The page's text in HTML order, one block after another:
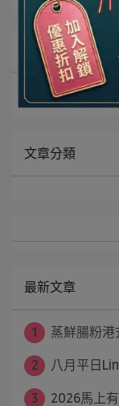
所有文章主題
最新動態
文章分類
最新文章
1 蒸鮮腸粉
2 八月平日
3 2026馬上